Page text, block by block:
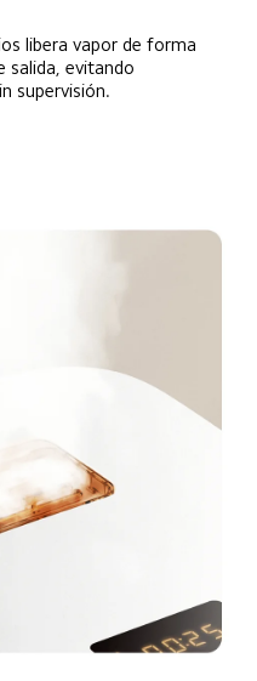
libera vapor de forma
salida, evitando
supervisión.